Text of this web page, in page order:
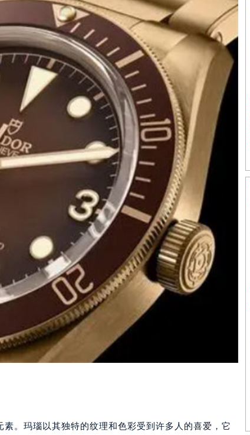
。玛瑙以其独特的纹理和色彩受到许多人的喜爱，它